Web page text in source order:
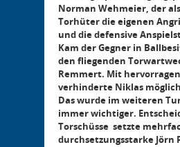
Norman Wehmeier, der
Torhüter die eigenen
und die defensive
Kam der Gegner in
den fliegenden
Remmert. Mit
verhinderte Niklas
Das wurde im weiteren
immer wichtiger.
Torschüsse setzte
durchsetzungsstarke Jörn